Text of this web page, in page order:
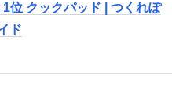
位 クックパッド | つくれぽ
ド